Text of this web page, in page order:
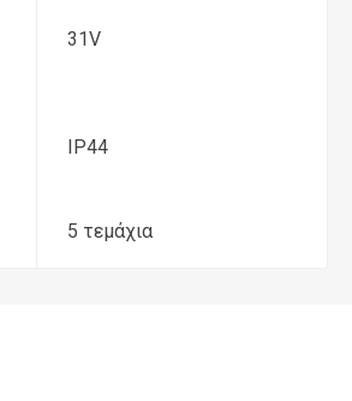
31V
IP44
5 τεμάχια